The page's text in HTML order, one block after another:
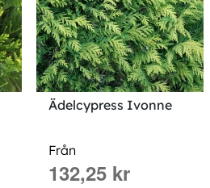
Ädelcypress Ivonne
Från
132,25 kr